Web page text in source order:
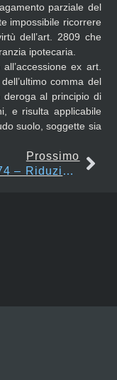
parziale del
impossibile ricorrere
dell’art. 2809 che
ipotecaria.
ex art.
comma del
deroga al principio di
e risulta applicabile
suolo, soggette sia
Prossimo
Art. 2874 – Riduzione Dell’ipoteca Legale E Dell’ipoteca Giudiziale